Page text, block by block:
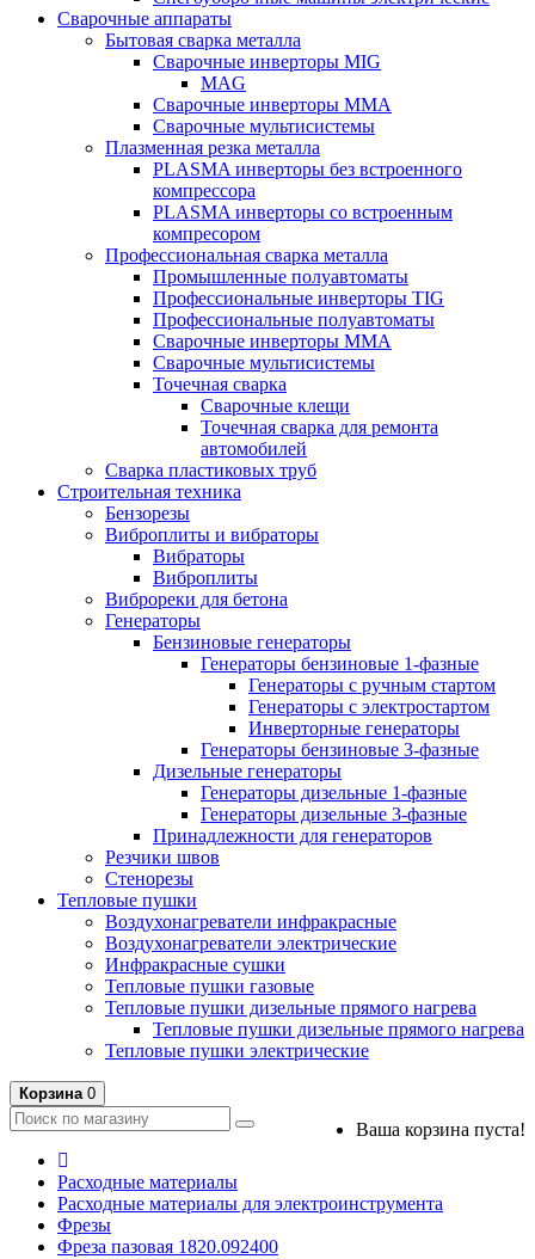
Сварочные аппараты
Бытовая сварка металла
Сварочные инверторы MIG
MAG
Сварочные инверторы ММА
Сварочные мультисистемы
Плазменная резка металла
PLASMA инверторы без встроенного
компрессора
PLASMA инверторы со встроенным
компресором
Профессиональная сварка металла
Промышленные полуавтоматы
Профессиональные инверторы TIG
Профессиональные полуавтоматы
Сварочные инверторы ММА
Сварочные мультисистемы
Точечная сварка
Сварочные клещи
Точечная сварка для ремонта
автомобилей
Сварка пластиковых труб
Строительная техника
Бензорезы
Виброплиты и вибраторы
Вибраторы
Виброплиты
Виброреки для бетона
Генераторы
Бензиновые генераторы
Генераторы бензиновые 1-фазные
Генераторы с ручным стартом
Генераторы с электростартом
Инверторные генераторы
Генераторы бензиновые 3-фазные
Дизельные генераторы
Генераторы дизельные 1-фазные
Генераторы дизельные 3-фазные
Принадлежности для генераторов
Резчики швов
Стенорезы
Тепловые пушки
Воздухонагреватели инфракрасные
Воздухонагреватели электрические
Инфракрасные сушки
Тепловые пушки газовые
Тепловые пушки дизельные прямого нагрева
Тепловые пушки дизельные прямого нагрева
Тепловые пушки электрические
Корзина 0
Ваша корзина пуста!
Расходные материалы
Расходные материалы для электроинструмента
Фрезы
Фреза пазовая 1820.092400